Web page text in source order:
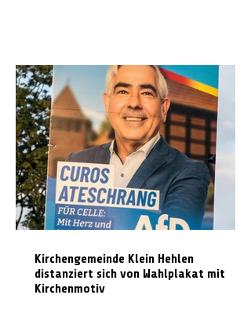
Kirchengemeinde Klein Hehlen
distanziert sich von Wahlplakat mit
Kirchenmotiv